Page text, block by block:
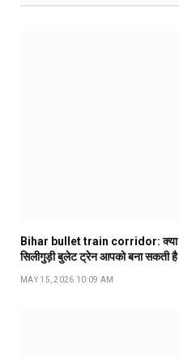
Bihar bullet train corridor: क्या
सिलीगुड़ी बुलेट ट्रेन आपको बना सकती है
MAY 15, 2026 10:09 AM